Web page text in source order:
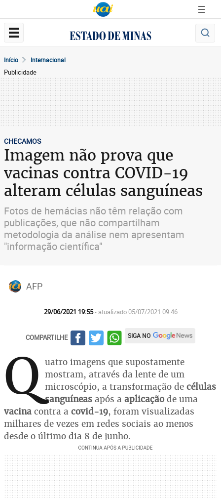
Início Internacional
Publicidade
CHECAMOS
Imagem não prova que
vacinas contra COVID-19
alteram células sanguíneas
Fotos de hemácias não têm relação com
publicações, que não compartilham
metodologia da análise nem apresentam
"informação científica"
AFP
29/06/2021 19:55- atualizado 05/07/2021 09:46
COMPARTILHE SIGA NO
Q uatro imagens que supostamente
mostram, através da lente de um
microscópio, a transformação de células
sanguíneas após a aplicação de uma
vacina contra a covid-19, foram visualizadas
milhares de vezes em redes sociais ao menos
desde o último dia 8 de junho.